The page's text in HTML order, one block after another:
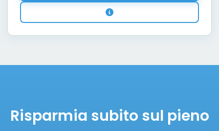
Risparmia subito sul pieno